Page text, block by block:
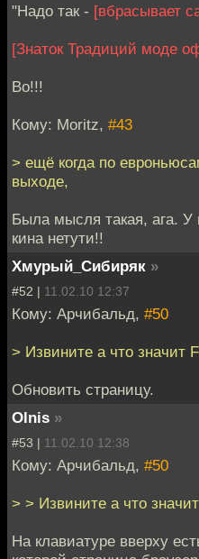
"Надо так - [вбрасывает
[Знаток Традиций моде
Во!!!
Кому: Moritz, #43
> ещё когда по
выходе,
Была мысля такая, ага. У
кина нетути!!
Хмурый_Сибиряк »
#52 | 11.02.10 12:37
Кому: Арчибальд, #50
> Извините а что значит
Обновить страницу.
Olnis »
#53 | 11.02.10 12:38
Кому: Арчибальд, #50
> > Извините а что
На клавиатуре вверху